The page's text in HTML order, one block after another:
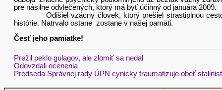
pre násilne odvlečených, ktorý má byť účinný od januára 2009.
Odišiel vzácny človek, ktorý prešiel strastiplnou cestou
histórie. Natrvalo ostane zostane v našej pamäti.
Česť jeho pamiatke!
Prežil peklo gulagov, ale zlomiť sa nedal
Odovzdali ocenenia
Predseda Správnej rady ÚPN cynicky traumatizuje obeť